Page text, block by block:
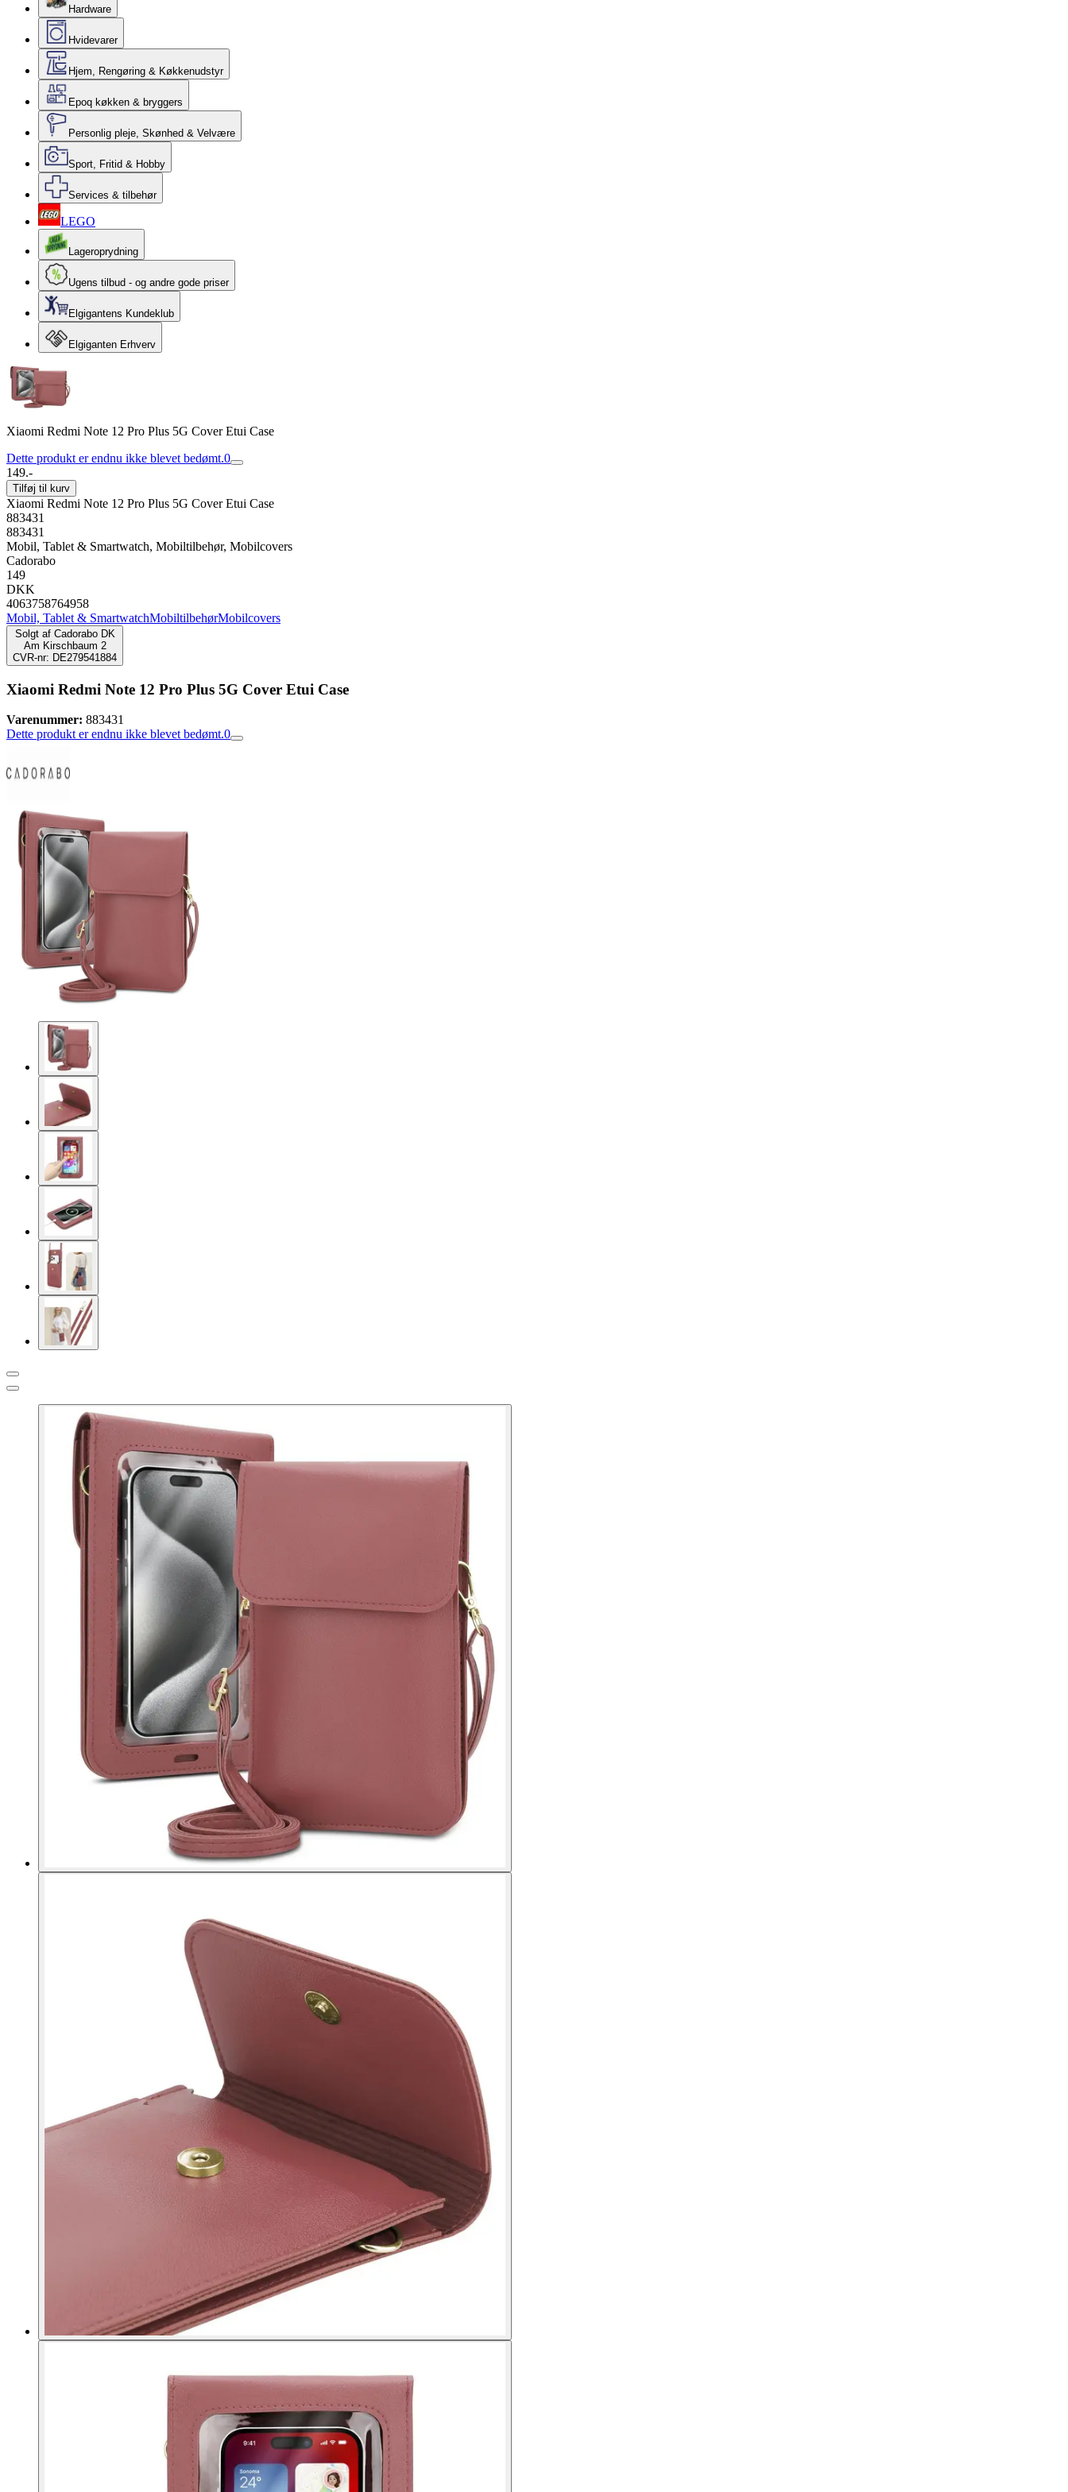
Hardware
Hvidevarer
Hjem, Rengøring & Køkkenudstyr
Epoq køkken & bryggers
Personlig pleje, Skønhed & Velvære
Sport, Fritid & Hobby
Services & tilbehør
LEGO
Lageroprydning
Ugens tilbud - og andre gode priser
Elgigantens Kundeklub
Elgiganten Erhverv
Xiaomi Redmi Note 12 Pro Plus 5G Cover Etui Case
Dette produkt er endnu ikke blevet bedømt.0
149.-
Tilføj til kurv
Xiaomi Redmi Note 12 Pro Plus 5G Cover Etui Case
883431
883431
Mobil, Tablet & Smartwatch, Mobiltilbehør, Mobilcovers
Cadorabo
149
DKK
4063758764958
Mobil, Tablet & SmartwatchMobiltilbehørMobilcovers
Solgt af Cadorabo DK
Am Kirschbaum 2
CVR-nr: DE279541884
Xiaomi Redmi Note 12 Pro Plus 5G Cover Etui Case
Varenummer: 883431
Dette produkt er endnu ikke blevet bedømt.0